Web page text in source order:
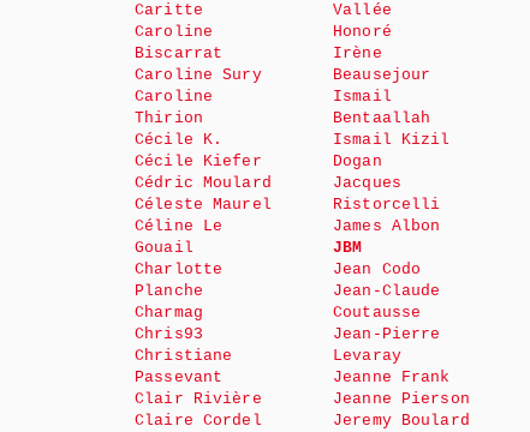
Caritte
Caroline
Biscarrat
Caroline Sury
Caroline
Thirion
Cécile K.
Cécile Kiefer
Cédric Moulard
Céleste Maurel
Céline Le
Gouail
Charlotte
Planche
Charmag
Chris93
Christiane
Passevant
Clair Rivière
Claire Cordel
Vallée
Honoré
Irène
Beausejour
Ismail
Bentaallah
Ismail Kizil
Dogan
Jacques
Ristorcelli
James Albon
JBM
Jean Codo
Jean-Claude
Coutausse
Jean-Pierre
Levaray
Jeanne Frank
Jeanne Pierson
Jeremy Boulard